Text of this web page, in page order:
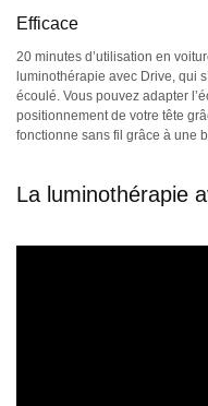
Efficace
20 minutes d’utilisation en
luminothérapie avec Drive, qui
écoulé. Vous pouvez adapter
positionnement de votre tête
fonctionne sans fil grâce à une
La luminothérapie